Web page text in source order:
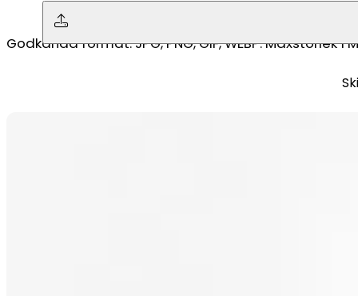
Ingen fil vald
Godkända format: JPG, PNG, GIF, WEBP. Maxstorlek 1